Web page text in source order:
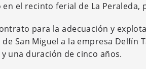
el recinto ferial de La Peraleda,
para la adecuación y
San Miguel a la empresa Delfín
una duración de cinco años.